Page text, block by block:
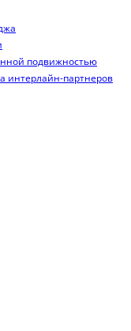
подвижностью
интерлайн-партнеров